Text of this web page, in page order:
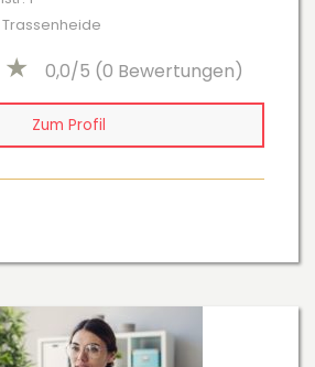
Trassenheide
0,0/5 (0 Bewertungen)
Zum Profil